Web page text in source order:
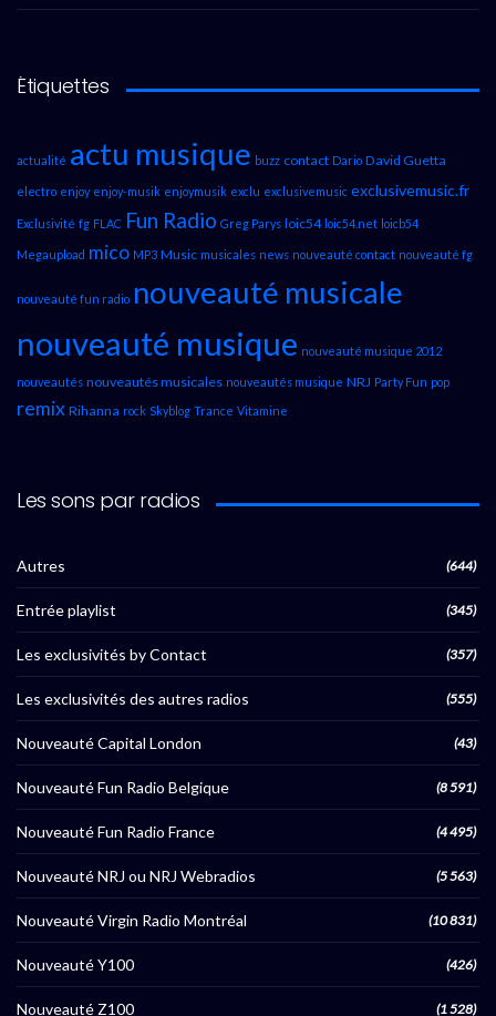
Étiquettes
actualité actu musique buzz contact Dario David Guetta
electro enjoy enjoy-musik enjoymusik exclu exclusivemusic exclusivemusic.fr
Exclusivité fg FLAC Fun Radio Greg Parys loic54 loic54.net loicb54
Megaupload mico MP3 Music musicales news nouveauté contact nouveauté fg
nouveauté fun radio nouveauté musicale
nouveauté musique nouveauté musique 2012
nouveautés nouveautés musicales nouveautés musique NRJ Party Fun pop
remix Rihanna rock Skyblog Trance Vitamine
Les sons par radios
Autres (644)
Entrée playlist (345)
Les exclusivités by Contact (357)
Les exclusivités des autres radios (555)
Nouveauté Capital London (43)
Nouveauté Fun Radio Belgique (8 591)
Nouveauté Fun Radio France (4 495)
Nouveauté NRJ ou NRJ Webradios (5 563)
Nouveauté Virgin Radio Montréal (10 831)
Nouveauté Y100 (426)
Nouveauté Z100 (1 528)